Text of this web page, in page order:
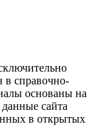
в справочно-
основаны на
сайта
в открытых